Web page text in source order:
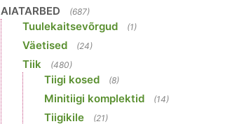
AIATARBED (687)
Tuulekaitsevõrgud (1)
Väetised (24)
Tiik (480)
Tiigi kosed (8)
Minitiigi komplektid (14)
Tiigikile (21)